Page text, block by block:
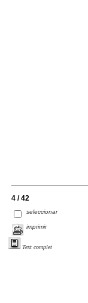
4 / 42
seleccionar
imprimir
Text complet